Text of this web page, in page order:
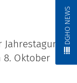
DGHO NEWS
8. Oktober